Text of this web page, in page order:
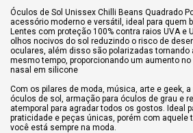
Óculos de Sol Unissex Chilli Beans Quadrado
acessório moderno e versátil, ideal para quem
Lentes com proteção 100% contra raios UVA e
olhos nocivos do sol reduzindo o risco de
oculares, além disso são polarizadas tornando
mesmo tempo, proporcionando um aumento
nasal em silicone
Com os pilares de moda, música, arte e geek,
óculos de sol, armação para óculos de grau e
atemporal para agradar todos os gostos. Ideal
praticidade e peças únicas, porém com aquele
você está sempre na moda.